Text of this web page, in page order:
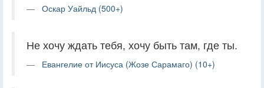
Оскар Уайльд (500+)
Не хочу ждать тебя, хочу быть там, где ты.
Евангелие от Иисуса (Жозе Сарамаго) (10+)